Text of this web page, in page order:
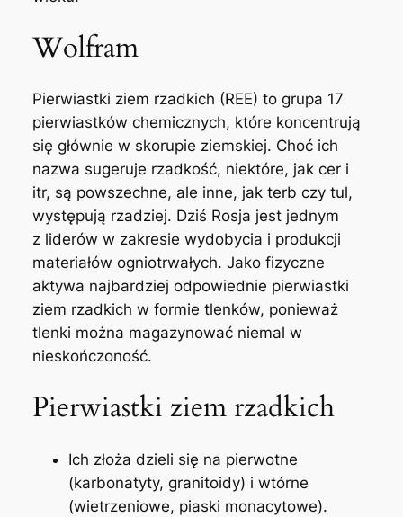
Wolfram
Pierwiastki ziem rzadkich (REE) to grupa 17
pierwiastków chemicznych, które koncentrują
się głównie w skorupie ziemskiej. Choć ich
nazwa sugeruje rzadkość, niektóre, jak cer i
itr, są powszechne, ale inne, jak terb czy tul,
występują rzadziej. Dziś Rosja jest jednym
z liderów w zakresie wydobycia i produkcji
materiałów ogniotrwałych. Jako fizyczne
aktywa najbardziej odpowiednie pierwiastki
ziem rzadkich w formie tlenków, ponieważ
tlenki można magazynować niemal w
nieskończoność.
Pierwiastki ziem rzadkich
Ich złoża dzieli się na pierwotne
(karbonatyty, granitoidy) i wtórne
(wietrzeniowe, piaski monacytowe).